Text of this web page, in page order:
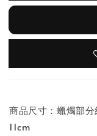
商品尺寸：蠟燭部
11cm